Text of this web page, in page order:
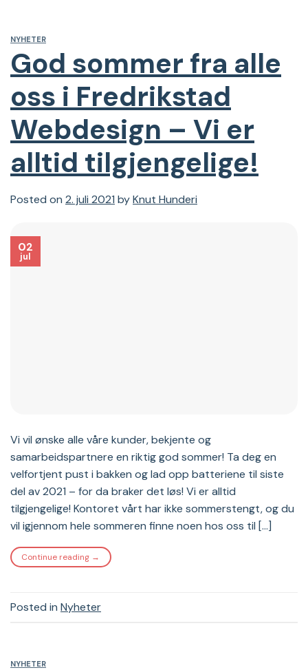
NYHETER
God sommer fra alle
oss i Fredrikstad
Webdesign – Vi er
alltid tilgjengelige!
Posted on 2. juli 2021 byKnut Hunderi
02
jul
Vi vil ønske alle våre kunder, bekjente og
samarbeidspartnere en riktig god sommer! Ta deg en
velfortjent pust i bakken og lad opp batteriene til siste
del av 2021 – for da braker det løs! Vi er alltid
tilgjengelige! Kontoret vårt har ikke sommerstengt, og du
vil igjennom hele sommeren finne noen hos oss til […]
Continue reading →
Posted in Nyheter
NYHETER